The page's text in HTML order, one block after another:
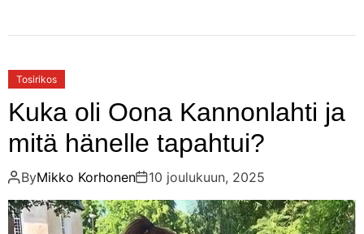
Tosirikos
Kuka oli Oona Kannonlahti ja
mitä hänelle tapahtui?
ByMikko Korhonen 10 joulukuun, 2025